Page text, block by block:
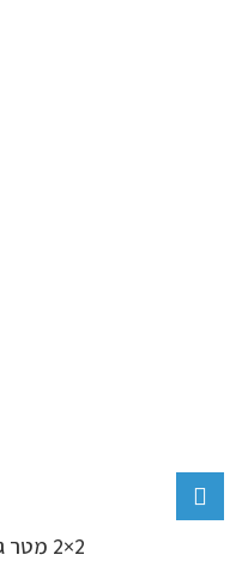
2×2 מטר גזיבו נייד – תכלת